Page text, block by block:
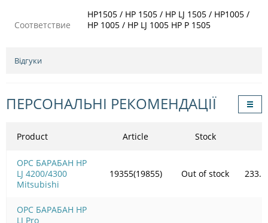
Соответствие
HP1505 / HP 1505 / HP LJ 1505 / HP1005 /
HP 1005 / HP LJ 1005 HP P 1505
Відгуки
ПЕРСОНАЛЬНІ РЕКОМЕНДАЦІЇ
Product
OPC БАРАБАН HP
LJ 4200/4300
Mitsubishi
OPC БАРАБАН HP
LJ Pro
Article Stock
19355(19855) Out of stock